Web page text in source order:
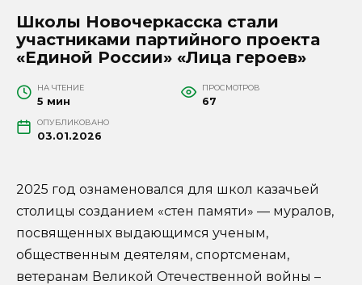
Школы Новочеркасска стали
участниками партийного проекта
«Единой России» «Лица героев»
НА ЧТЕНИЕ
5 мин
ПРОСМОТРОВ
67
ОПУБЛИКОВАНО
03.01.2026
2025 год ознаменовался для школ казачьей
столицы созданием «стен памяти» — муралов,
посвященных выдающимся ученым,
общественным деятелям, спортсменам,
ветеранам Великой Отечественной войны –